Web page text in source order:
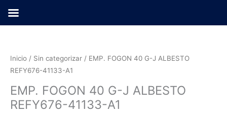
Inicio / Sin categorizar / EMP. FOGON 40 G-J ALBESTO
REFY676-41133-A1
EMP. FOGON 40 G-J ALBESTO
REFY676-41133-A1